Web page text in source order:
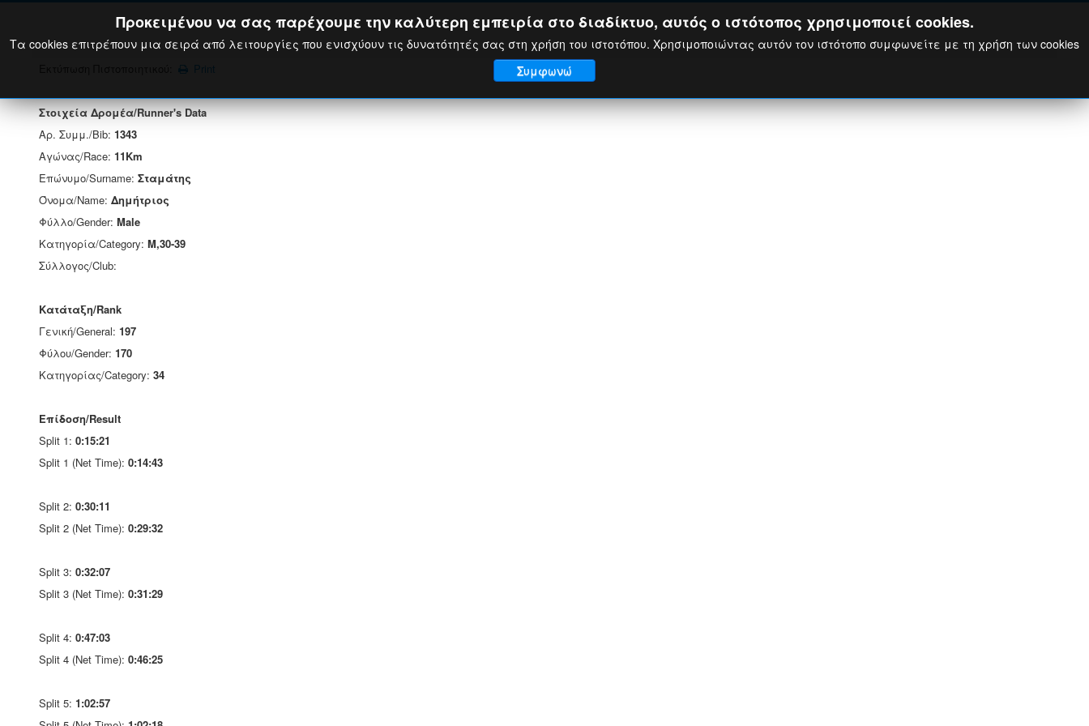
Print
Στοιχεία Δρομέα/Runner's Data
Αρ. Συμμ./Bib: 1343
Αγώνας/Race: 11Km
Επώνυμο/Surname: Σταμάτης
Όνομα/Name: Δημήτριος
Φύλλο/Gender: Male
Κατηγορία/Category: M,30-39
Σύλλογος/Club:
Κατάταξη/Rank
Γενική/General: 197
Φύλου/Gender: 170
Κατηγορίας/Category: 34
Επίδοση/Result
Split 1: 0:15:21
Split 1 (Net Time): 0:14:43
Split 2: 0:30:11
Split 2 (Net Time): 0:29:32
Split 3: 0:32:07
Split 3 (Net Time): 0:31:29
Split 4: 0:47:03
Split 4 (Net Time): 0:46:25
Split 5: 1:02:57
Προκειμένου να σας παρέχουμε την καλύτερη εμπειρία στο διαδίκτυο, αυτός ο ιστότοπος χρησιμοποιεί cookies.
Τα cookies επιτρέπουν μια σειρά από λειτουργίες που ενισχύουν τις δυνατότητές σας στη χρήση του ιστοτόπου. Χρησιμοποιώντας αυτόν τον ιστότοπο συμφωνείτε με τη χρήση των cookies
Συμφωνώ